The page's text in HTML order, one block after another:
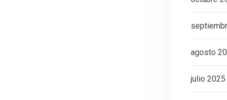
agosto
julio 2025